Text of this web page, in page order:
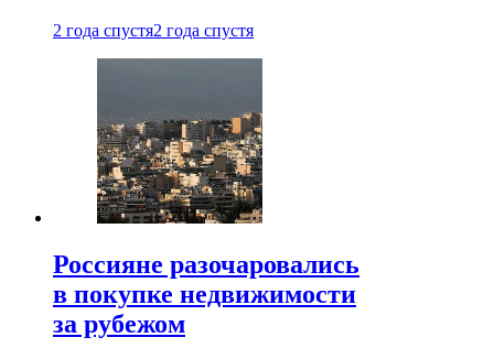
2 года спустя2 года спустя
Россияне разочаровались
в покупке недвижимости
за рубежом